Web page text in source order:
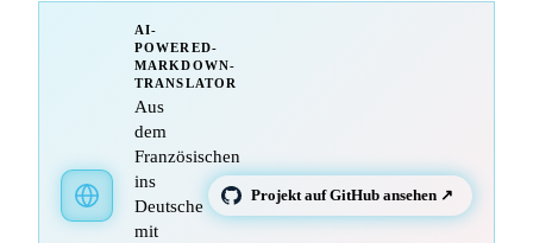
AI-
POWERED-
MARKDOWN-
TRANSLATOR
Aus
dem
Französischen
ins
Deutsche
mit
Projekt auf GitHub ansehen ↗